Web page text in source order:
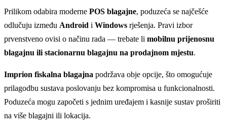
Prilikom odabira moderne POS blagajne, poduzeća se najčešće
odlučuju između Android i Windows rješenja. Pravi izbor
prvenstveno ovisi o načinu rada — trebate li mobilnu prijenosnu
blagajnu ili stacionarnu blagajnu na prodajnom mjestu.
Imprion fiskalna blagajna podržava obje opcije, što omogućuje
prilagodbu sustava poslovanju bez kompromisa u funkcionalnosti.
Poduzeća mogu započeti s jednim uređajem i kasnije sustav proširiti
na više blagajni ili lokacija.